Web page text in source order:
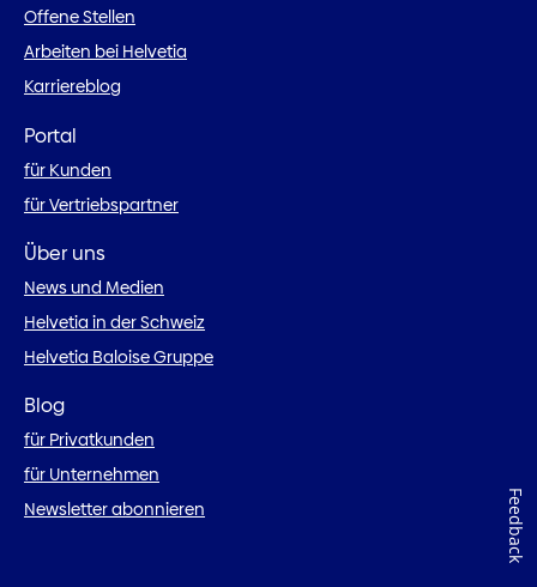
Offene Stellen
Arbeiten bei Helvetia
Karriereblog
Portal
für Kunden
für Vertriebspartner
Über uns
News und Medien
Helvetia in der Schweiz
Helvetia Baloise Gruppe
Blog
für Privatkunden
für Unternehmen
Newsletter abonnieren
Feedback